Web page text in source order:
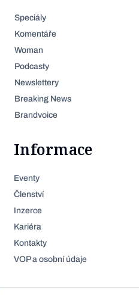
Speciály
Komentáře
Woman
Podcasty
Newslettery
Breaking News
Brandvoice
Informace
Eventy
Členství
Inzerce
Kariéra
Kontakty
VOP a osobní údaje